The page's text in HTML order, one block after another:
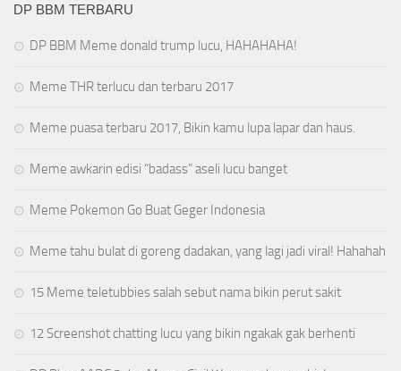
DP BBM TERBARU
DP BBM Meme donald trump lucu, HAHAHAHA!
Meme THR terlucu dan terbaru 2017
Meme puasa terbaru 2017, Bikin kamu lupa lapar dan haus.
Meme awkarin edisi “badass” aseli lucu banget
Meme Pokemon Go Buat Geger Indonesia
Meme tahu bulat di goreng dadakan, yang lagi jadi viral! Hahahah
15 Meme teletubbies salah sebut nama bikin perut sakit
12 Screenshot chatting lucu yang bikin ngakak gak berhenti